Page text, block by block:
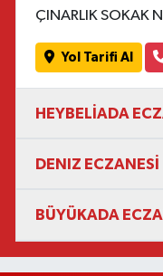
ÇINARLIK SOKAK
Yol Tarifi Al
HEYBELİADA
DENIZ ECZANESİ
BÜYÜKADA